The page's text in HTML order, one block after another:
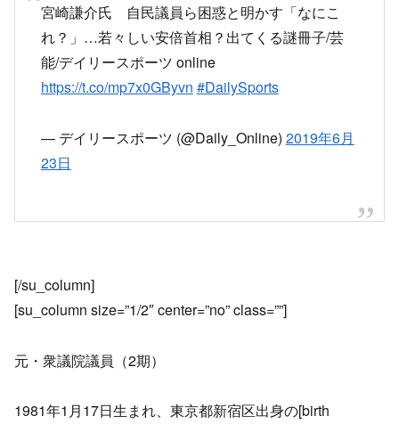
宮崎謙介氏 自民議員ら困惑と明かす「なにこ
れ？」…若々しい安倍首相？出てくる謎冊子/芸
能/デイリースポーツ online
https://t.co/mp7x0GByvn #DailySports
— デイリースポーツ (@Daily_Online) 2019年6月
23日
[/su_column]
[su_column size=”1/2″ center=”no” class=””]
元・衆議院議員（2期）
1981年1月17日生まれ、東京都新宿区出身の[birth